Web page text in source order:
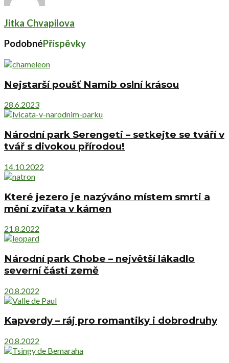
Jitka Chvapilova
PodobnéPříspěvky
Nejstarší poušť Namib oslní krásou
28.6.2023
Národní park Serengeti – setkejte se tváří v
tvář s divokou přírodou!
14.10.2022
Které jezero je nazýváno místem smrti a
mění zvířata v kámen
21.8.2022
Národní park Chobe – největší lákadlo
severní části země
20.8.2022
Kapverdy – ráj pro romantiky i dobrodruhy
20.8.2022